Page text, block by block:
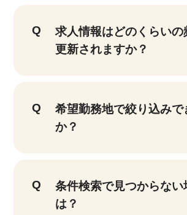
求人情報はどのくらいの
更新されますか？
希望勤務地で絞り込みで
か？
条件検索で見つからない
は？